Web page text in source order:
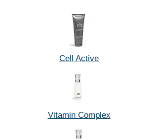
Cell Active
Vitamin Complex